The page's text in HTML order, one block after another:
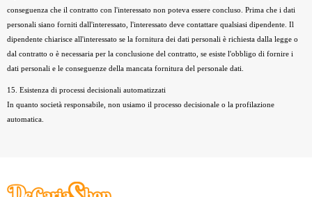
conseguenza che il contratto con l'interessato non poteva essere concluso. Prima che i dati
personali siano forniti dall'interessato, l'interessato deve contattare qualsiasi dipendente. Il
dipendente chiarisce all'interessato se la fornitura dei dati personali è richiesta dalla legge o
dal contratto o è necessaria per la conclusione del contratto, se esiste l'obbligo di fornire i
dati personali e le conseguenze della mancata fornitura del personale dati.
15. Esistenza di processi decisionali automatizzati
In quanto società responsabile, non usiamo il processo decisionale o la profilazione
automatica.